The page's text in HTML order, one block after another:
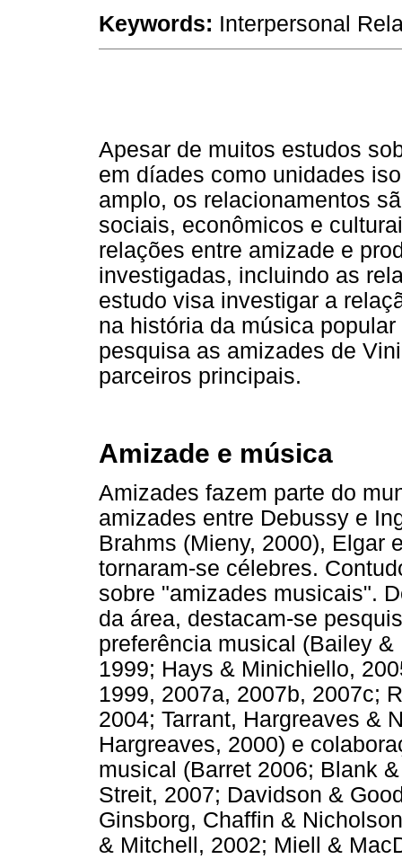
Keywords: Interpersonal
Apesar de muitos estudos
em díades como unidades
amplo, os relacionamentos
sociais, econômicos e
relações entre amizade e
investigadas, incluindo as
estudo visa investigar a
na história da música
pesquisa as amizades de
parceiros principais.
Amizade e música
Amizades fazem parte do
amizades entre Debussy e
Brahms (Mieny, 2000), Elgar
tornaram-se célebres.
sobre "amizades musicais".
da área, destacam-se
preferência musical (Bailey
1999; Hays & Minichiello,
1999, 2007a, 2007b, 2007c;
2004; Tarrant, Hargreaves &
Hargreaves, 2000) e
musical (Barret 2006; Blank
Streit, 2007; Davidson &
Ginsborg, Chaffin &
& Mitchell, 2002; Miell &